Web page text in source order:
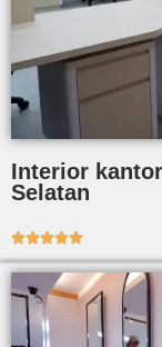
Interior
Selatan
